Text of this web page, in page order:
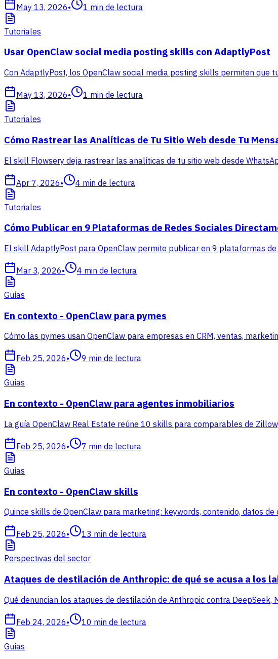
May 13, 2026• 1 min de lectura
Tutoriales
Usar OpenClaw social media posting skills con AdaptlyPost
Con AdaptlyPost, los OpenClaw social media posting skills permiten que
May 13, 2026• 1 min de lectura
Tutoriales
Cómo Rastrear las Analíticas de Tu Sitio Web desde Tu
El skill Flowsery deja rastrear las analíticas de tu sitio web desde
Apr 7, 2026• 4 min de lectura
Tutoriales
Cómo Publicar en 9 Plataformas de Redes Sociales
El skill AdaptlyPost para OpenClaw permite publicar en 9 plataformas
Mar 3, 2026• 4 min de lectura
Guías
En contexto - OpenClaw para pymes
Cómo las pymes usan OpenClaw para empresas en CRM, ventas,
Feb 25, 2026• 9 min de lectura
Guías
En contexto - OpenClaw para agentes inmobiliarios
La guía OpenClaw Real Estate reúne 10 skills para comparables de
Feb 25, 2026• 7 min de lectura
Guías
En contexto - OpenClaw skills
Quince skills de OpenClaw para marketing: keywords, contenido, datos
Feb 25, 2026• 13 min de lectura
Perspectivas del sector
Ataques de destilación de Anthropic: de qué se acusa a los
Qué denuncian los ataques de destilación de Anthropic contra
Feb 24, 2026• 10 min de lectura
Guías